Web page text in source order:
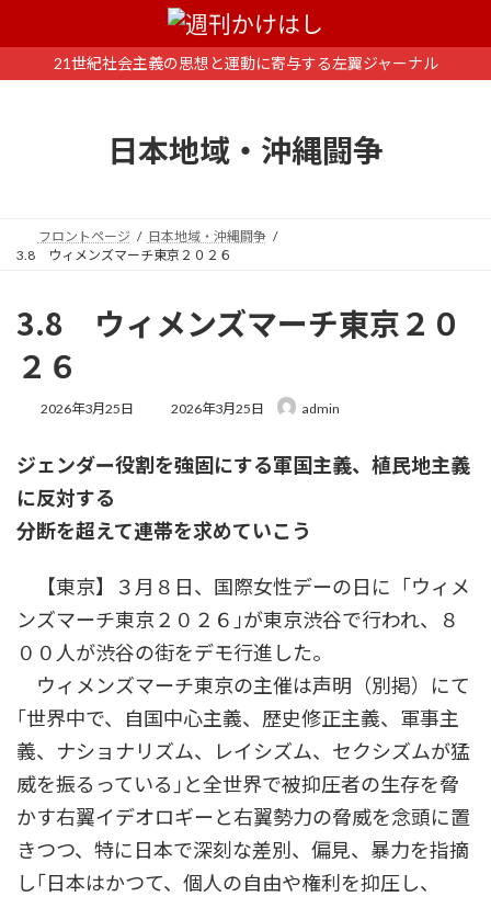
ン
ー
21世紀社会主義の思想と運動に寄与する左翼ジャーナル
日本地域・沖縄闘争
フロントページ
日本地域・沖縄闘争
3.8 ウィメンズマーチ東京２０２６
3.8 ウィメンズマーチ東京２０
２６
2026年3月25日
最
新
:
2026年3月25日 admin
ジェンダー役割を強固にする軍国主義、植民地主義
に反対する
分断を超えて連帯を求めていこう
【東京】３月８日、国際女性デーの日に「ウィメ
ンズマーチ東京２０２６｣が東京渋谷で行われ、８
００人が渋谷の街をデモ行進した。
ウィメンズマーチ東京の主催は声明（別掲）にて
｢世界中で、自国中心主義、歴史修正主義、軍事主
義、ナショナリズム、レイシズム、セクシズムが猛
威を振るっている｣と全世界で被抑圧者の生存を脅
かす右翼イデオロギーと右翼勢力の脅威を念頭に置
きつつ、特に日本で深刻な差別、偏見、暴力を指摘
し｢日本はかつて、個人の自由や権利を抑圧し、